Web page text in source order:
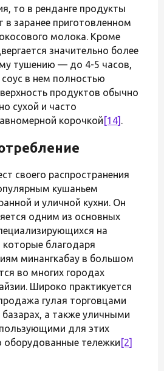
то в ренданге продукты
в заранее приготовленном
молока. Кроме
значительно более
тушению — до 4-5 часов,
соус в нем полностью
продуктов обычно
сухой и часто
корочкой [14] .
своего распространения
кушаньем
и уличной кухни. Он
одним из основных
на
которые благодаря
минангкабау в большом
во многих городах
Широко практикуется
гулая торговцами
а также уличными
для этих
оборудованные тележки [2]